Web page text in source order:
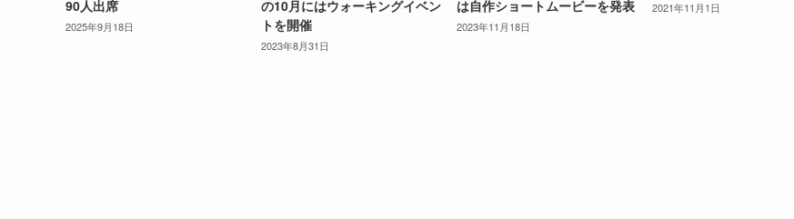
90人出席
2025年9月18日
の10月にはウォーキングイベン
トを開催
2023年8月31日
は自作ショートムービーを発表
2023年11月18日
2021年11月1日